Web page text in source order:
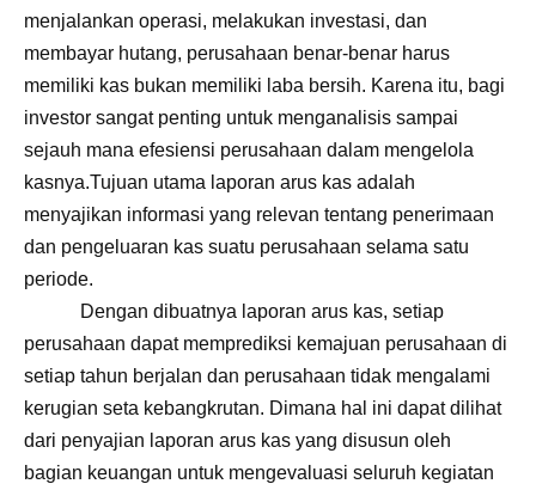
menjalankan operasi, melakukan investasi, dan
membayar hutang, perusahaan benar-benar harus
memiliki kas bukan memiliki laba bersih. Karena itu, bagi
investor sangat penting untuk menganalisis sampai
sejauh mana efesiensi perusahaan dalam mengelola
kasnya.Tujuan utama laporan arus kas adalah
menyajikan informasi yang relevan tentang penerimaan
dan pengeluaran kas suatu perusahaan selama satu
periode.
Dengan dibuatnya laporan arus kas, setiap
perusahaan dapat memprediksi kemajuan perusahaan di
setiap tahun berjalan dan perusahaan tidak mengalami
kerugian seta kebangkrutan. Dimana hal ini dapat dilihat
dari penyajian laporan arus kas yang disusun oleh
bagian keuangan untuk mengevaluasi seluruh kegiatan